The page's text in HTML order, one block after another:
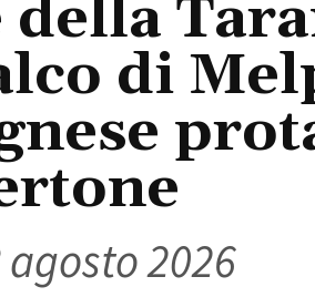
della
di
2026